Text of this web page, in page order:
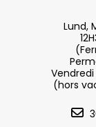
Lund,
Vendredi
(hors